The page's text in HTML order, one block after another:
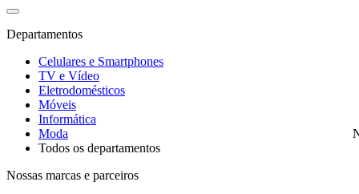
Departamentos
Celulares e Smartphones
TV e Vídeo
Eletrodomésticos
Móveis
Informática
Moda
Todos os departamentos
Nossas marcas e parceiros